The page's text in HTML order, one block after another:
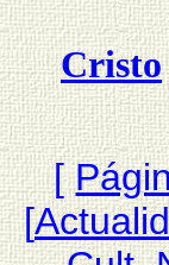
Cristo
[
[